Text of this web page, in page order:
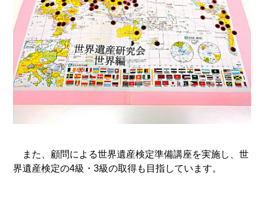
また、顧問による世界遺産検定準備講座を実施し、世
界遺産検定の4級・3級の取得も目指しています。